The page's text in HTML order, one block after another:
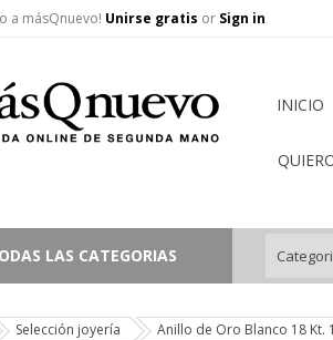
a másQnuevo! Unirse gratis or Sign in
INICIO
LAS CATEGORIAS
Selección joyería Anillo de Oro Blanco 18 Kt.